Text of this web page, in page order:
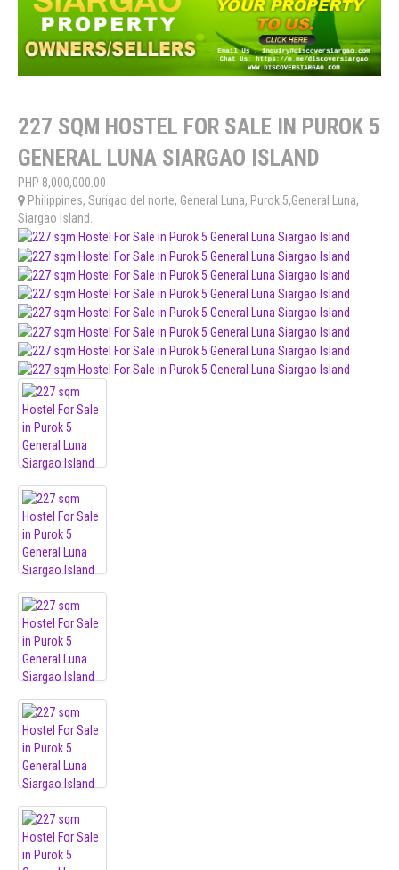
227 SQM HOSTEL FOR SALE IN PUROK 5
GENERAL LUNA SIARGAO ISLAND
PHP 8,000,000.00
Philippines, Surigao del norte, General Luna, Purok 5,General Luna,
Siargao Island